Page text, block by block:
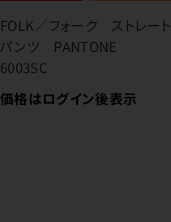
FOLK／フォーク ストレート
パンツ PANTONE
6003SC
価格はログイン後表示